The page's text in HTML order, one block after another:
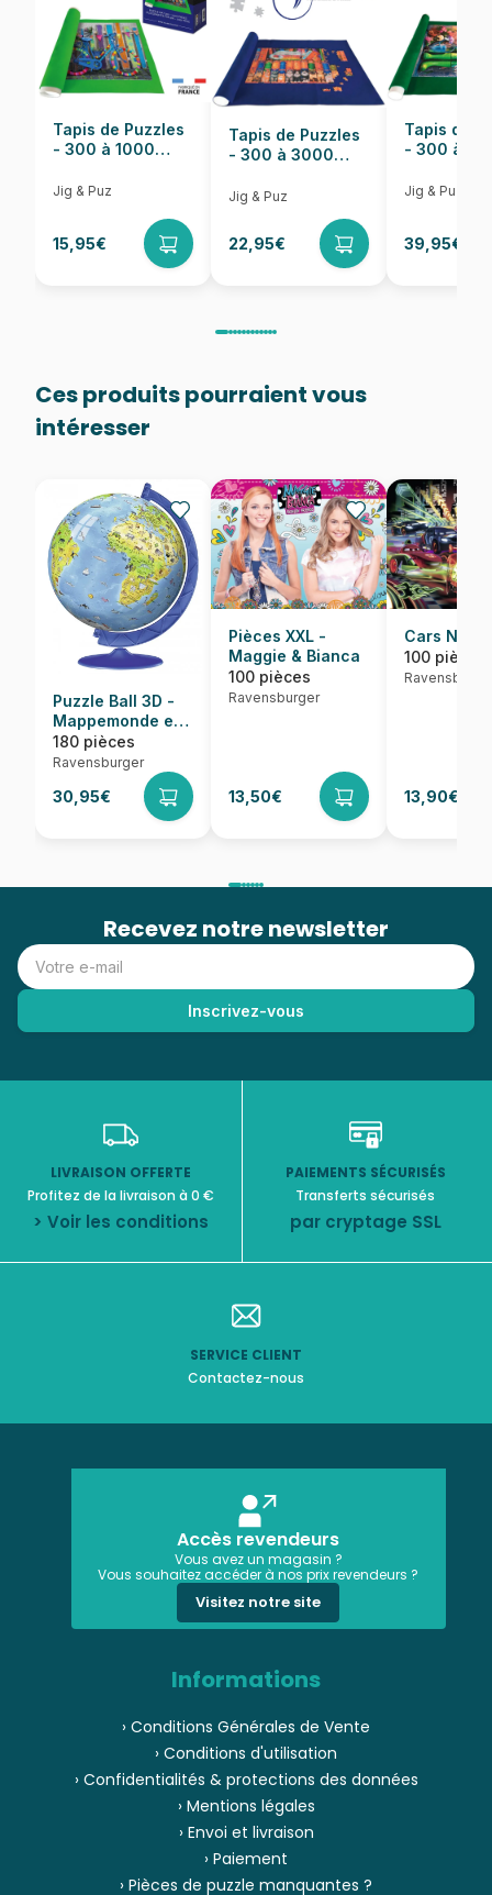
Nombre de pièces 150 pièces
Dimensions 49 x 36 cm
Tapis de Puzzles
- 300 à 1000
Jig & Puz
15,95€
Tapis de Puzzles
- 300 à 3000
Jig & Puz
22,95€
Tapis de
- 300 à
Jig & Puz
39,95€
Ces produits pourraient vous
intéresser
Puzzle Ball 3D -
Mappemonde en
Espagnol
180 pièces
Ravensburger
30,95€
Pièces XXL -
Maggie & Bianca
100 pièces
Ravensburger
13,50€
Cars Néon
100 pièces
13,90€
Recevez notre newsletter
LIVRAISON OFFERTE
Profitez de la livraison à 0 €
> Voir les conditions
PAIEMENTS SÉCURISÉS
Transferts sécurisés
par cryptage SSL
SERVICE CLIENT
Contactez-nous
Accès revendeurs
Vous avez un magasin ?
Vous souhaitez accéder à nos prix revendeurs ?
Visitez notre site
Informations
› Conditions Générales de Vente
› Conditions d'utilisation
› Confidentialités & protections des données
› Mentions légales
› Envoi et livraison
› Paiement
› Pièces de puzzle manquantes ?